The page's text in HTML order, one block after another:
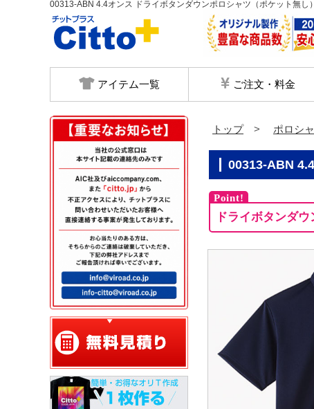
00313-ABN 4.4オンス ドライボタンダウンポロシャツ（ポケット無し）
アイテム一覧 ご注文・料金
トップ ポロシ
00313-ABN
ドライボタンダ